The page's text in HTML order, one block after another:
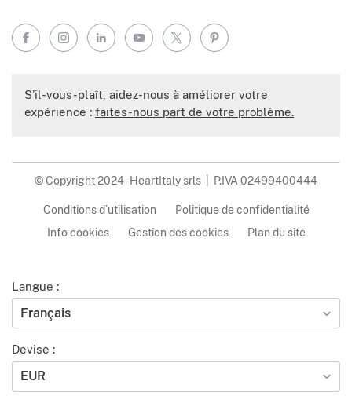
FacebookInstagramLinkedInYouTube
X Pinterest
S’il-vous-plaît, aidez-nous à améliorer votre
expérience : faites-nous part de votre problème.
© Copyright 2024 - HeartItaly srls | P.IVA 02499400444
Conditions d’utilisation
Politique de confidentialité
Info cookies
Gestion des cookies Plan du site
Langue :
Français
Devise :
EUR